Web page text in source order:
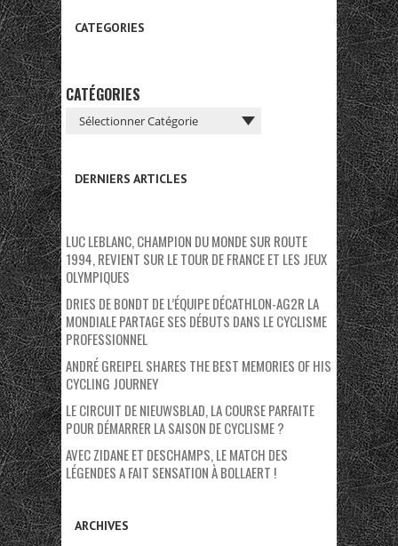
CATEGORIES
CATÉGORIES
DERNIERS ARTICLES
LUC LEBLANC, CHAMPION DU MONDE SUR ROUTE
1994, REVIENT SUR LE TOUR DE FRANCE ET LES JEUX
OLYMPIQUES
DRIES DE BONDT DE L’ÉQUIPE DÉCATHLON-AG2R LA
MONDIALE PARTAGE SES DÉBUTS DANS LE CYCLISME
PROFESSIONNEL
ANDRÉ GREIPEL SHARES THE BEST MEMORIES OF HIS
CYCLING JOURNEY
LE CIRCUIT DE NIEUWSBLAD, LA COURSE PARFAITE
POUR DÉMARRER LA SAISON DE CYCLISME ?
AVEC ZIDANE ET DESCHAMPS, LE MATCH DES
LÉGENDES A FAIT SENSATION À BOLLAERT !
ARCHIVES